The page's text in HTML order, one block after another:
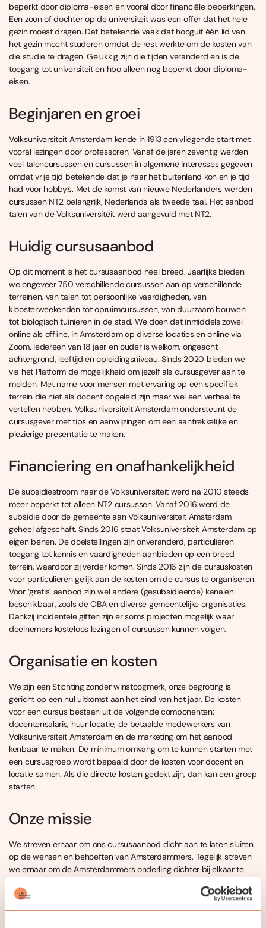
beperkt door diploma-eisen en vooral door financiële beperkingen.
Een zoon of dochter op de universiteit was een offer dat het hele
gezin moest dragen. Dat betekende vaak dat hooguit één lid van
het gezin mocht studeren omdat de rest werkte om de kosten van
die studie te dragen. Gelukkig zijn die tijden veranderd en is de
toegang tot universiteit en hbo alleen nog beperkt door diploma-
eisen.
Beginjaren en groei
Volksuniversiteit Amsterdam kende in 1913 een vliegende start met
vooral lezingen door professoren. Vanaf de jaren zeventig werden
veel talencursussen en cursussen in algemene interesses gegeven
omdat vrije tijd betekende dat je naar het buitenland kon en je tijd
had voor hobby’s. Met de komst van nieuwe Nederlanders werden
cursussen NT2 belangrijk, Nederlands als tweede taal. Het aanbod
talen van de Volksuniversiteit werd aangevuld met NT2.
Huidig cursusaanbod
Op dit moment is het cursusaanbod heel breed. Jaarlijks bieden
we ongeveer 750 verschillende cursussen aan op verschillende
terreinen, van talen tot persoonlijke vaardigheden, van
kloosterweekenden tot opruimcursussen, van duurzaam bouwen
tot biologisch tuinieren in de stad. We doen dat inmiddels zowel
online als offline, in Amsterdam op diverse locaties en online via
Zoom. Iedereen van 18 jaar en ouder is welkom, ongeacht
achtergrond, leeftijd en opleidingsniveau. Sinds 2020 bieden we
via het Platform de mogelijkheid om jezelf als cursusgever aan te
melden. Met name voor mensen met ervaring op een specifiek
terrein die niet als docent opgeleid zijn maar wel een verhaal te
vertellen hebben. Volksuniversiteit Amsterdam ondersteunt de
cursusgever met tips en aanwijzingen om een aantrekkelijke en
plezierige presentatie te maken.
Financiering en onafhankelijkheid
De subsidiestroom naar de Volksuniversiteit werd na 2010 steeds
meer beperkt tot alleen NT2 cursussen. Vanaf 2016 werd de
subsidie door de gemeente aan Volksuniversiteit Amsterdam
geheel afgeschaft. Sinds 2016 staat Volksuniversiteit Amsterdam op
eigen benen. De doelstellingen zijn onveranderd, particulieren
toegang tot kennis en vaardigheden aanbieden op een breed
terrein, waardoor zij verder komen. Sinds 2016 zijn de cursuskosten
voor particulieren gelijk aan de kosten om de cursus te organiseren.
Voor ‘gratis’ aanbod zijn wel andere (gesubsidieerde) kanalen
beschikbaar, zoals de OBA en diverse gemeentelijke organisaties.
Dankzij incidentele giften zijn er soms projecten mogelijk waar
deelnemers kosteloos lezingen of cursussen kunnen volgen.
Organisatie en kosten
We zijn een Stichting zonder winstoogmerk, onze begroting is
gericht op een nul uitkomst aan het eind van het jaar. De kosten
voor een cursus bestaan uit de volgende componenten:
docentensalaris, huur locatie, de betaalde medewerkers van
Volksuniversiteit Amsterdam en de marketing om het aanbod
kenbaar te maken. De minimum omvang om te kunnen starten met
een cursusgroep wordt bepaald door de kosten voor docent en
locatie samen. Als die directe kosten gedekt zijn, dan kan een groep
starten.
Onze missie
We streven ernaar om ons cursusaanbod dicht aan te laten sluiten
op de wensen en behoeften van Amsterdammers. Tegelijk streven
we ernaar om de Amsterdammers onderling dichter bij elkaar te
elkaar. Door de aanmeldingen voor ons online aanbod zien we dat